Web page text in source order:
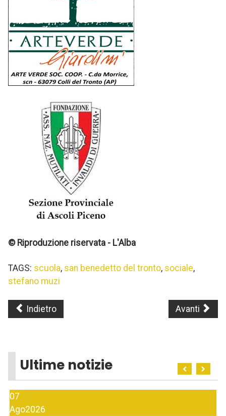
© Riproduzione riservata - L'Alba
TAGS: scuola, san benedetto del tronto, sociale,
stefano muzi
Indietro Avanti
Ultime notizie
07
Ago2026